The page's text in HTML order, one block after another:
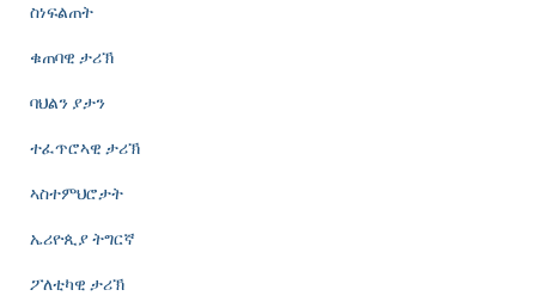
ስነፍልጠት
ቁጠባዊ ታሪኽ
ባህልን ያታን
ተፈጥሮኣዊ ታሪኽ
ኣስተምህሮታት
ኤሪዮጲያ ትግርኛ
ፖለቲካዊ ታሪኽ